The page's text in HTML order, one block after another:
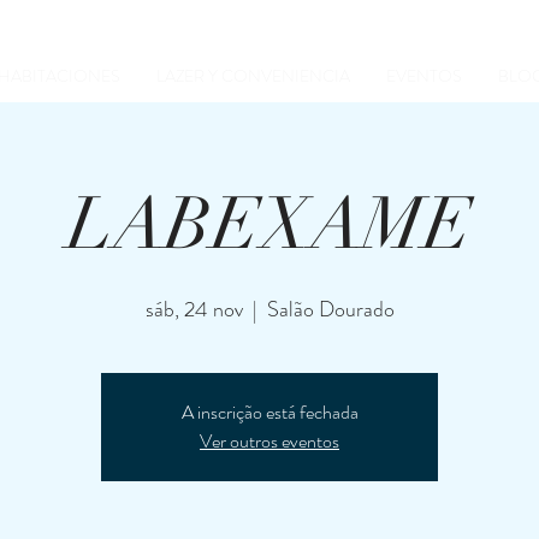
LABEXAME
sáb, 24 nov
  |
Salão Dourado
A inscrição está fechada
Ver outros eventos